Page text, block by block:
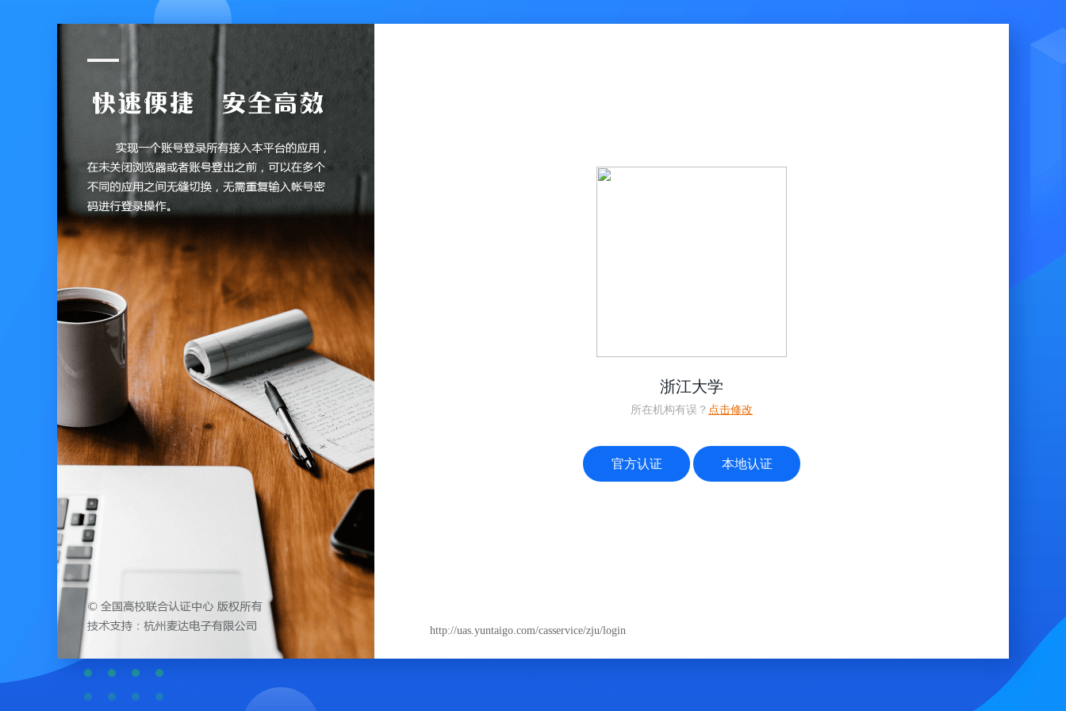
浙江大学
所在机构有误？ 点击修改
官方认证 本地认证
http://uas.yuntaigo.com/casservice/zju/login